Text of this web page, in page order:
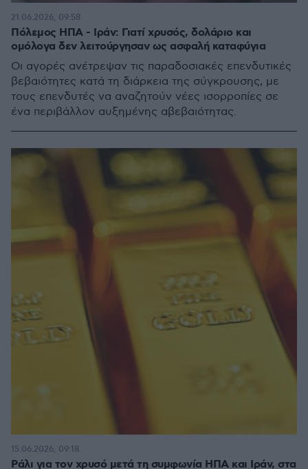
Πόλεμος ΗΠΑ - Ιράν: Γιατί χρυσός, δολάριο και
ομόλογα δεν λειτούργησαν ως ασφαλή καταφύγια
Οι αγορές ανέτρεψαν τις παραδοσιακές επενδυτικές
βεβαιότητες κατά τη διάρκεια της σύγκρουσης, με
τους επενδυτές να αναζητούν νέες ισορροπίες σε
ένα περιβάλλον αυξημένης αβεβαιότητας.
21.06.2026, 09:58
Ράλι για τον χρυσό μετά τη συμφωνία ΗΠΑ και Ιράν, στα
15.06.2026, 09:18